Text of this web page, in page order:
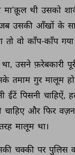
मा’क़ूल थी उसको
उसकी आँखों के
तो वो काँप-काँप
था, उसने फ़रेबकारी
तमाम गुर मालूम हो
ईंटें पिसनी चाहिऐं,
चाहिए और फिर वज़न
मालूम था।
चक्की पर पुलिस